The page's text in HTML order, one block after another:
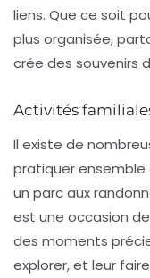
liens. Que ce soit
plus organisée,
crée des souvenirs
Activités
Il existe de
pratiquer ensemble
un parc aux
est une occasion
des moments
explorer, et leur